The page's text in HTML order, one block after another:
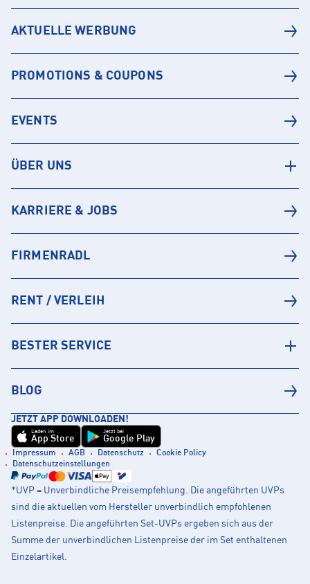
AKTUELLE WERBUNG
PROMOTIONS & COUPONS
EVENTS
ÜBER UNS
KARRIERE & JOBS
FIRMENRADL
RENT / VERLEIH
BESTER SERVICE
BLOG
JETZT APP DOWNLOADEN!
Laden im
App Store
Jetzt bei
Google Play
Impressum AGB Datenschutz
Cookie Policy
Datenschutzeinstellungen
*UVP = Unverbindliche Preisempfehlung. Die angeführten UVPs
sind die aktuellen vom Hersteller unverbindlich empfohlenen
Listenpreise. Die angeführten Set-UVPs ergeben sich aus der
Summe der unverbindlichen Listenpreise der im Set enthaltenen
Einzelartikel.